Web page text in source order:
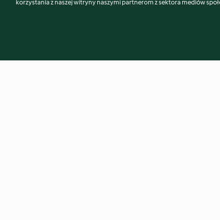
korzystania z naszej witryny naszymi partnerom z sektora mediów